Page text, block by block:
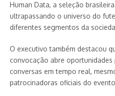
Human Data, a seleção
ultrapassando o universo do
diferentes segmentos da
O executivo também destacou
convocação abre
conversas em tempo real,
patrocinadoras oficiais do